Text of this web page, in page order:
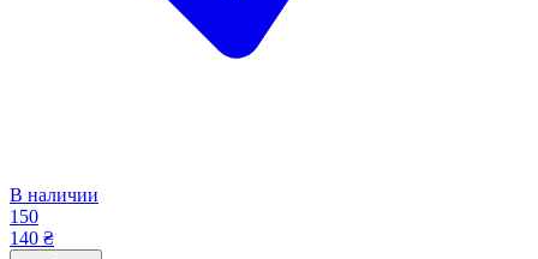
В наличии
150
140 ₴